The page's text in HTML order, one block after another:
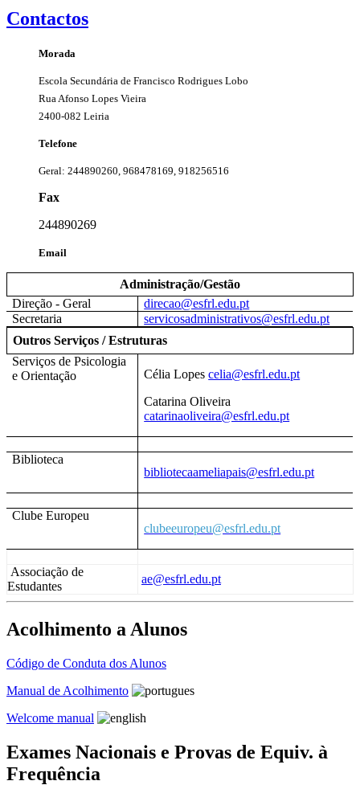
Contactos
Morada
Escola Secundária de Francisco Rodrigues Lobo
Rua Afonso Lopes Vieira
2400-082 Leiria
Telefone
Geral: 244890260, 968478169, 918256516
Fax
244890269
Email
Administração/Gestão
Direção - Geral
direcao@esfrl.edu.pt
Secretaria
servicosadministrativos@esfrl.edu.pt
Outros Serviços / Estruturas
Serviços de Psicologia
e Orientação
Célia Lopescelia@esfrl.edu.pt
Catarina Oliveira
catarinaoliveira@esfrl.edu.pt
Biblioteca
bibliotecaameliapais@esfrl.edu.pt
Clube Europeu
clubeeuropeu@esfrl.edu.pt
Associação de
Estudantes
ae@esfrl.edu.pt
Acolhimento a Alunos
Código de Conduta dos Alunos
Manual de Acolhimento
Welcome manual
Exames Nacionais e Provas de Equiv. à
Frequência